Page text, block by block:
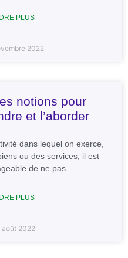
PLUS
2022
notions pour
et l’aborder
dans lequel on exerce,
ou des services, il est
de ne pas
PLUS
août 2022